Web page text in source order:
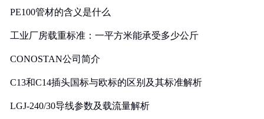
PE100管材的含义是什么
工业厂房载重标准：一平方米能承受多少公斤
CONOSTAN公司简介
C13和C14插头国标与欧标的区别及其标准解析
LGJ-240/30导线参数及载流量解析